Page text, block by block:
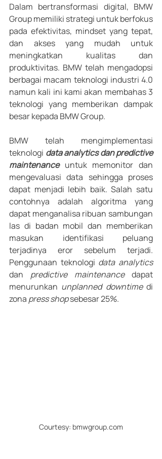
Dalam bertransformasi digital, BMW
Group memiliki strategi untuk berfokus
pada efektivitas, mindset yang tepat,
dan akses yang mudah untuk
meningkatkan kualitas dan
produktivitas. BMW telah mengadopsi
berbagai macam teknologi industri 4.0
namun kali ini kami akan membahas 3
teknologi yang memberikan dampak
besar kepada BMW Group.
BMW telah mengimplementasi
teknologi data analytics dan predictive
maintenance untuk memonitor dan
mengevaluasi data sehingga proses
dapat menjadi lebih baik. Salah satu
contohnya adalah algoritma yang
dapat menganalisa ribuan sambungan
las di badan mobil dan memberikan
masukan identifikasi peluang
terjadinya eror sebelum terjadi.
Penggunaan teknologi
data analytics
dan predictive maintenance dapat
menurunkan unplanned downtime di
zona press shop sebesar 25%.
Courtesy: bmwgroup.com